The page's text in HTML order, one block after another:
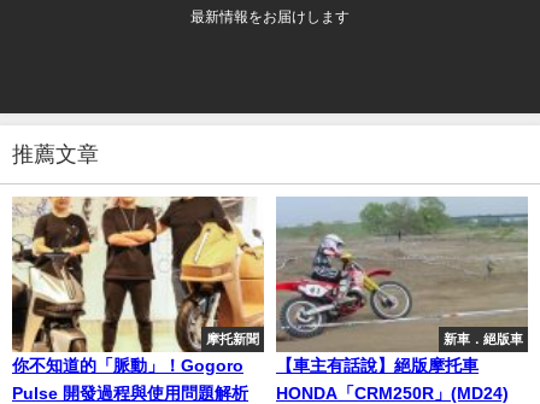
最新情報をお届けします
推薦文章
摩托新聞
你不知道的「脈動」！Gogoro
Pulse 開發過程與使用問題解析
新車．絕版車
【車主有話說】絕版摩托車
HONDA「CRM250R」(MD24)